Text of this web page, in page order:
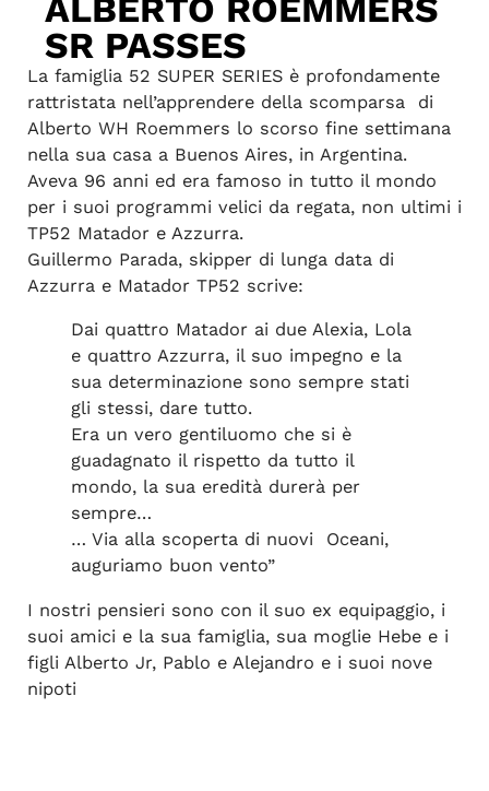
ALBERTO ROEMMERS
SR PASSES
La famiglia 52 SUPER SERIES è profondamente
rattristata nell’apprendere della scomparsa di
Alberto WH Roemmers lo scorso fine settimana
nella sua casa a Buenos Aires, in Argentina.
Aveva 96 anni ed era famoso in tutto il mondo
per i suoi programmi velici da regata, non ultimi i
TP52 Matador e Azzurra.
Guillermo Parada, skipper di lunga data di
Azzurra e Matador TP52 scrive:
Dai quattro Matador ai due Alexia, Lola
e quattro Azzurra, il suo impegno e la
sua determinazione sono sempre stati
gli stessi, dare tutto.
Era un vero gentiluomo che si è
guadagnato il rispetto da tutto il
mondo, la sua eredità durerà per
sempre…
… Via alla scoperta di nuovi Oceani,
auguriamo buon vento”
I nostri pensieri sono con il suo ex equipaggio, i
suoi amici e la sua famiglia, sua moglie Hebe e i
figli Alberto Jr, Pablo e Alejandro e i suoi nove
nipoti